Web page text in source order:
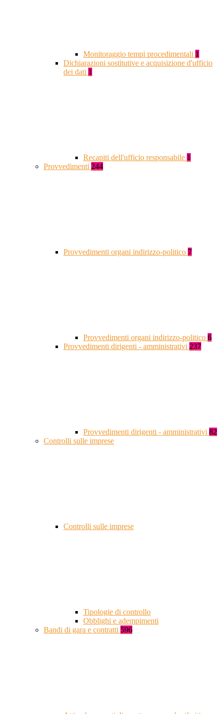
Monitoraggio tempi procedimentali 1
Dichiarazioni sostitutive e acquisizione d'ufficio
dei dati 1
Recapiti dell'ufficio responsabile 1
Provvedimenti 244
Provvedimenti organi indirizzo-politico 7
Provvedimenti organi indirizzo-politico 6
Provvedimenti dirigenti - amministrativi 237
Provvedimenti dirigenti - amministrativi 82
Controlli sulle imprese
Controlli sulle imprese
Tipologie di controllo
Obblighi e adempimenti
Bandi di gara e contratti 596